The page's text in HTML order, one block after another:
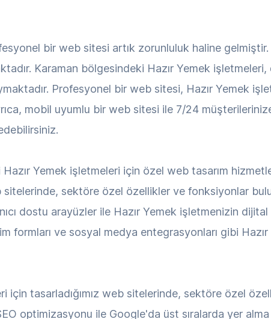
bir web sitesi artık zorunluluk haline
Karaman bölgesindeki Hazır Yemek
Profesyonel bir web sitesi, Hazır Yemek
mobil uyumlu bir web sitesi ile 7/24
Yemek işletmeleri için özel web tasarım
sektöre özel özellikler ve fonksiyonlar
dostu arayüzler ile Hazır Yemek işletmenizin dijital
formları ve sosyal medya entegrasyonları gibi
için tasarladığımız web sitelerinde, sektöre özel
optimizasyonu ile Google'da üst sıralarda yer alma